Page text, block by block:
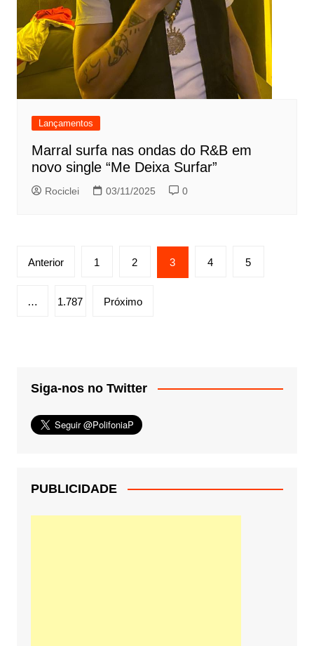
Lançamentos
Marral surfa nas ondas do R&B em
novo single “Me Deixa Surfar”
Rociclei 03/11/2025 0
Paginação
posts
Anterior 1 2 3 4 5
… 1.787 Próximo
Siga-nos no Twitter
PUBLICIDADE